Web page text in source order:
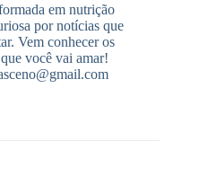
em nutrição
por notícias que
Vem conhecer os
você vai amar!